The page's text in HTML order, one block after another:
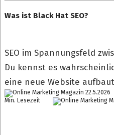
Was ist Black Hat SEO?
SEO im Spannungsfeld
Du kennst es
eine neue Website
22.5.2026
Min. Lesezeit